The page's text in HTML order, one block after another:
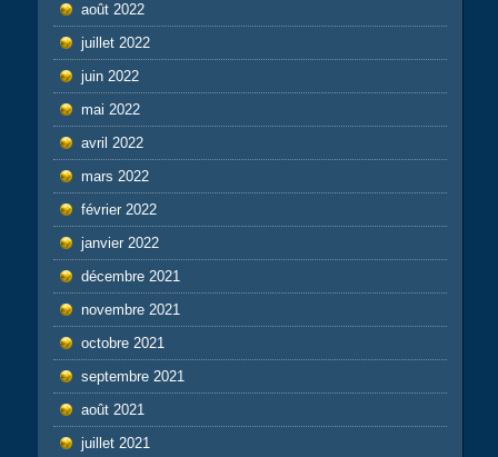
août 2022
juillet 2022
juin 2022
mai 2022
avril 2022
mars 2022
février 2022
janvier 2022
décembre 2021
novembre 2021
octobre 2021
septembre 2021
août 2021
juillet 2021